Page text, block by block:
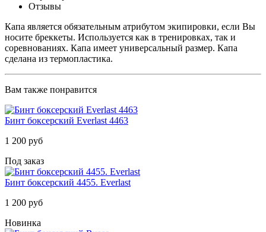
Отзывы
Капа является обязательным атрибутом экипировки, если Вы
носите бреккеты. Используется как в тренировках, так и
соревнованиях. Капа имеет универсальный размер. Капа
сделана из термопластика.
Вам также понравится
Бинт боксерский Everlast 4463
1 200 руб
Под заказ
Бинт боксерский 4455. Everlast
1 200 руб
Новинка